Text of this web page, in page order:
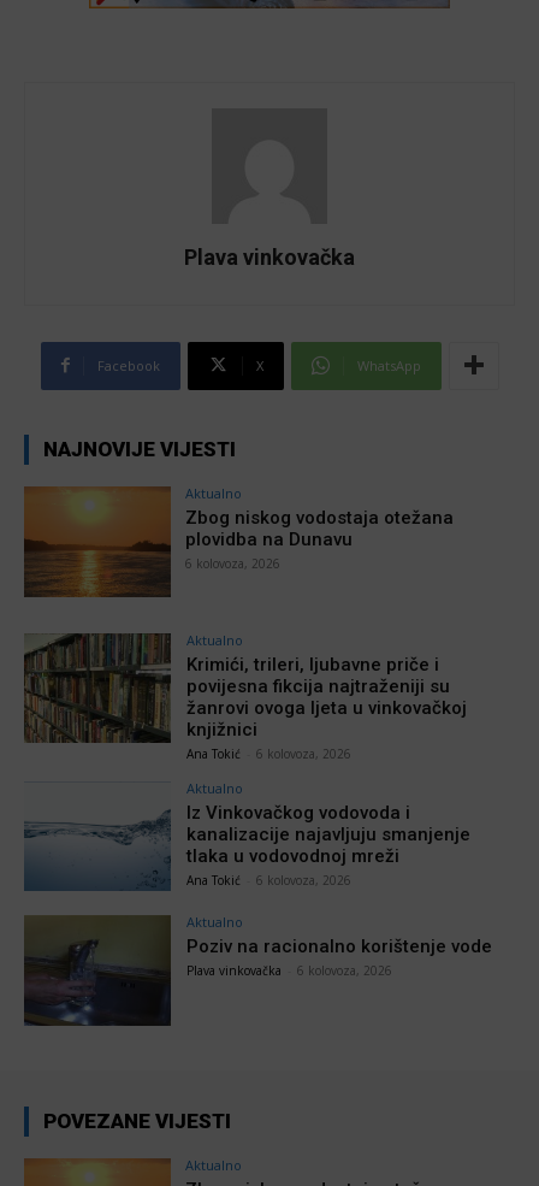
Plava vinkovačka
Facebook X WhatsApp
NAJNOVIJE VIJESTI
Aktualno
Zbog niskog vodostaja otežana
plovidba na Dunavu
6 kolovoza, 2026
Aktualno
Krimići, trileri, ljubavne priče i
povijesna fikcija najtraženiji su
žanrovi ovoga ljeta u vinkovačkoj
knjižnici
Ana Tokić 6 kolovoza, 2026
Aktualno
Iz Vinkovačkog vodovoda i
kanalizacije najavljuju smanjenje
tlaka u vodovodnoj mreži
Ana Tokić 6 kolovoza, 2026
Aktualno
Poziv na racionalno korištenje vode
Plava vinkovačka 6 kolovoza, 2026
POVEZANE VIJESTI
Aktualno